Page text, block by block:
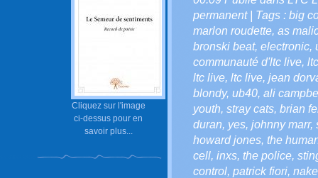
Cliquez sur l'image
ci-dessus pour en
savoir plus...
permanent| Tags : big
marlon roudette, as
bronski beat, electronic,
communauté d'ltc live,
ltc live, ltc live, jean
blondy, ub40, ali
youth, stray cats, brian
duran, yes, johnny marr,
howard jones, the
cell, inxs, the police,
control, patrick fiori,